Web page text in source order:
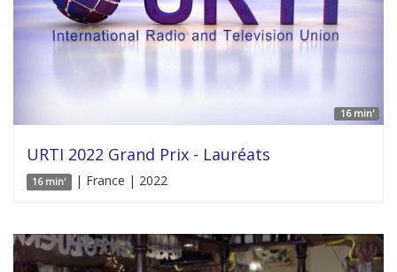
16 min'
URTI 2022 Grand Prix - Lauréats
16 min' | France | 2022